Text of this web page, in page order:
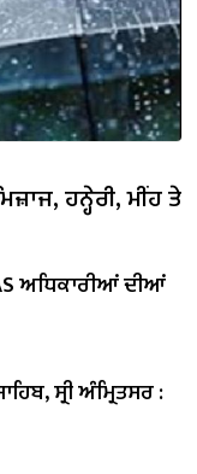
ਹਨ੍ਹੇਰੀ, ਮੀਂਹ ਤੇ
ਅਧਿਕਾਰੀਆਂ ਦੀਆਂ
ਸ੍ਰੀ ਅੰਮ੍ਰਿਤਸਰ :